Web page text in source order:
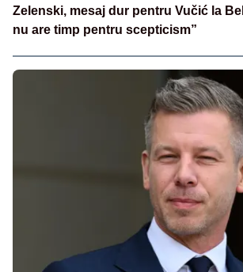
Zelenski, mesaj dur pentru Vučić la
nu are timp pentru scepticism”